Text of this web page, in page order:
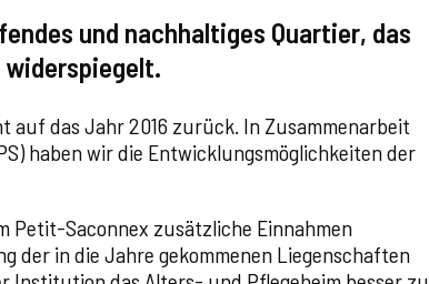
und nachhaltiges Quartier, das
auf das Jahr 2016 zurück. In Zusammenarbeit
haben wir die Entwicklungsmöglichkeiten der
Petit-Saconnex zusätzliche Einnahmen
der in die Jahre gekommenen Liegenschaften